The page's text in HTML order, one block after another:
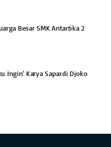
Besar SMK Antartika 2
Ingin’ Karya Sapardi Djoko